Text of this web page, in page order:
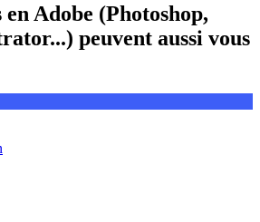
Adobe (Photoshop,
peuvent aussi vous